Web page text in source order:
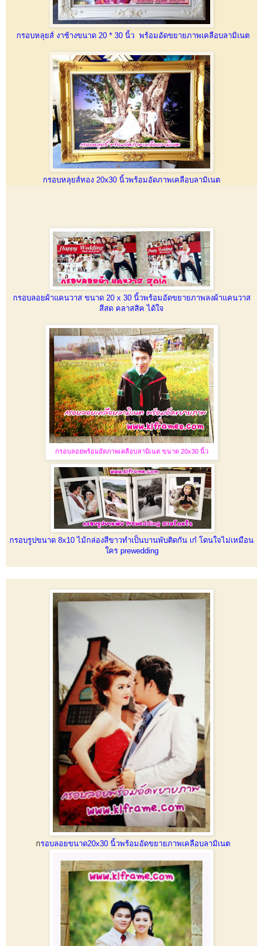
กรอบหลุยส์ งาช้างขนาด 20 * 30 นิ้ว พร้อมอัดขยายภาพเคลือบลามิเนต
กรอบหลุยส์ทอง 20x30 นิ้วพร้อมอัดภาพเคลือบลามิเนต
กรอบลอยผ้าแคนวาส ขนาด 20 x 30 นิ้วพร้อมอัดขยายภาพลงผ้าแคนวาส
สีสด คลาสสิค ได้ใจ
กรอบลอยพร้อมอัดภาพเคลือบลามิเนต ขนาด 20x30 นิ้ว
กรอบรูปขนาด 8x10 ไม้กล่องสีขาวทำเป็นบานพับติดกัน เก๋ โดนใจไม่เหมือน
ใคร prewedding
กรอบลอยขนาด20x30 นิ้วพร้อมอัดขยายภาพเคลือบลามิเนต